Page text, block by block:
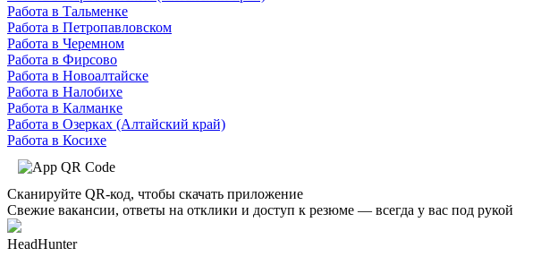
Работа в Тальменке
Работа в Петропавловском
Работа в Черемном
Работа в Фирсово
Работа в Новоалтайске
Работа в Налобихе
Работа в Калманке
Работа в Озерках (Алтайский край)
Работа в Косихе
Сканируйте QR-код, чтобы скачать приложение
Свежие вакансии, ответы на отклики и доступ к резюме — всегда у вас под рукой
HeadHunter